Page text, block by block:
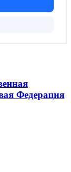
Федерация